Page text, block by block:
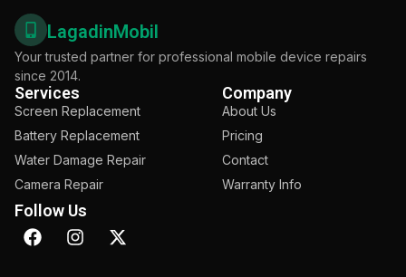
LagadinMobil
Your trusted partner for professional mobile device repairs
since 2014.
Services
Screen Replacement
Battery Replacement
Water Damage Repair
Camera Repair
Company
About Us
Pricing
Contact
Warranty Info
Follow Us